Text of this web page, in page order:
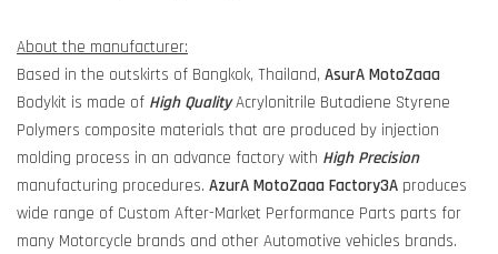
About the manufacturer:
Based in the outskirts of Bangkok, Thailand, AsurA MotoZaaa
Bodykit is made of High QualityAcrylonitrile Butadiene Styrene
Polymers composite materials that are produced by injection
molding process in an advance factory with High Precision
manufacturing procedures. AzurA MotoZaaa Factory3A produces
wide range of Custom After-Market Performance Parts parts for
many Motorcycle brands and other Automotive vehicles brands.